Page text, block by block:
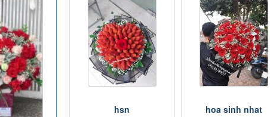
hsn
hoa sinh nhat